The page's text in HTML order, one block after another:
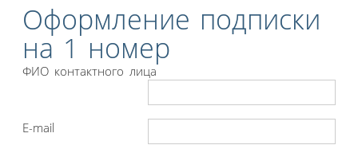
Оформление подписки
на 1 номер
ФИО контактного лица
E-mail